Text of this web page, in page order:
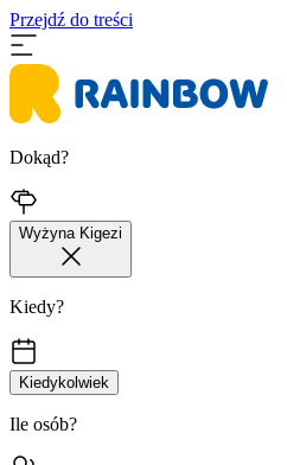
Przejdź do treści
Dokąd?
Wyżyna Kigezi
Kiedy?
Kiedykolwiek
Ile osób?